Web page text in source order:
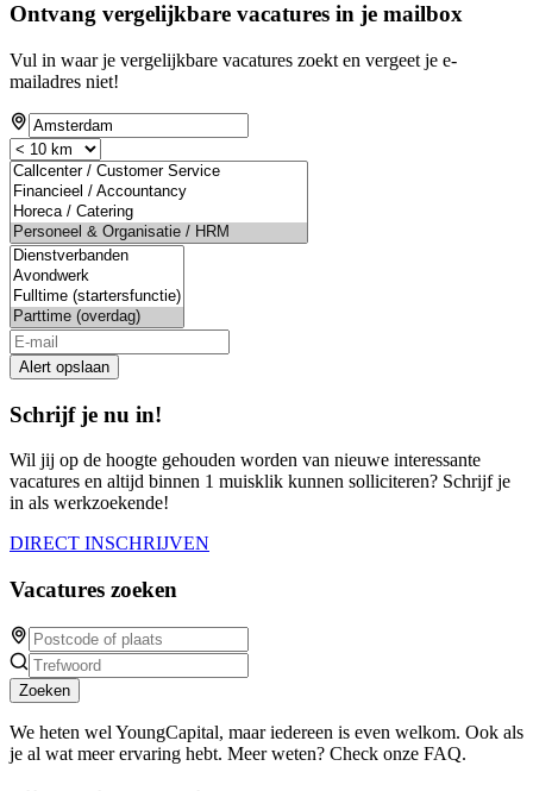
Ontvang vergelijkbare vacatures in je mailbox
Vul in waar je vergelijkbare vacatures zoekt en vergeet je e-
mailadres niet!
If
you
are
a
human,
ignore
this
field
Alert opslaan
Schrijf je nu in!
Wil jij op de hoogte gehouden worden van nieuwe interessante
vacatures en altijd binnen 1 muisklik kunnen solliciteren? Schrijf je
in als werkzoekende!
DIRECT INSCHRIJVEN
Vacatures zoeken
Zoeken
We heten wel YoungCapital, maar iedereen is even welkom. Ook als
je al wat meer ervaring hebt. Meer weten? Check onze FAQ.